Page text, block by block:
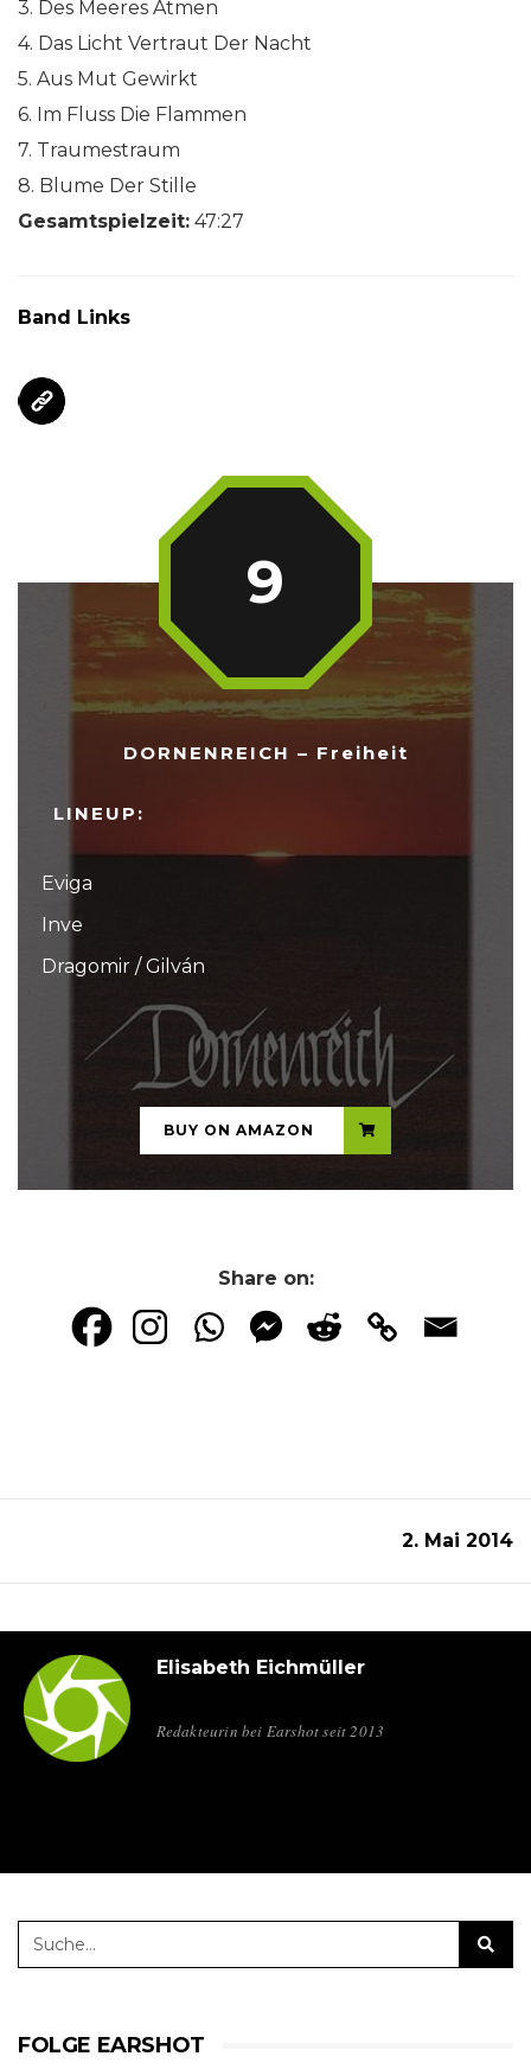
3. Des Meeres Atmen
4. Das Licht Vertraut Der Nacht
5. Aus Mut Gewirkt
6. Im Fluss Die Flammen
7. Traumestraum
8. Blume Der Stille
Gesamtspielzeit: 47:27
Band Links
DORNENREICH – Freiheit
LINEUP:
Eviga
Inve
Dragomir / Gilván
9
...
BUY ON AMAZON
Share on:
2. Mai 2014
Elisabeth Eichmüller
Redakteurin bei Earshot seit 2013
FOLGE EARSHOT